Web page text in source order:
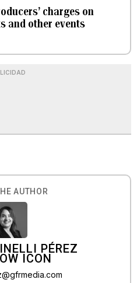
charges on
and other events
AUTHOR
PÉREZ